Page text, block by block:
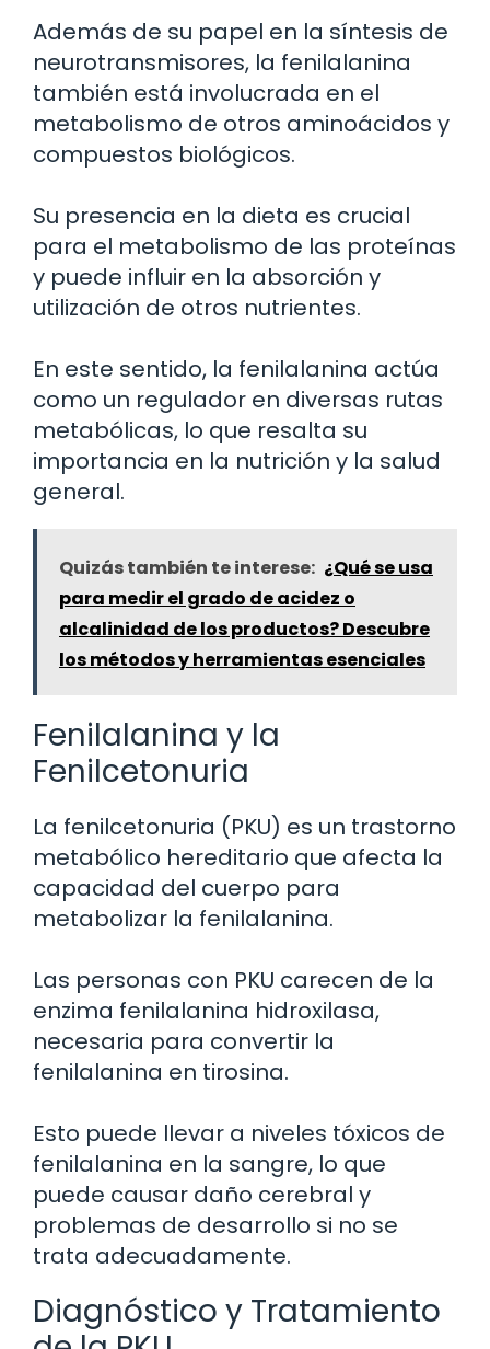
Además de su papel en la síntesis de
neurotransmisores, la fenilalanina
también está involucrada en el
metabolismo de otros aminoácidos y
compuestos biológicos.
Su presencia en la dieta es crucial
para el metabolismo de las proteínas
y puede influir en la absorción y
utilización de otros nutrientes.
En este sentido, la fenilalanina actúa
como un regulador en diversas rutas
metabólicas, lo que resalta su
importancia en la nutrición y la salud
general.
Quizás también te interese: ¿Qué se usa
para medir el grado de acidez o
alcalinidad de los productos? Descubre
los métodos y herramientas esenciales
Fenilalanina y la
Fenilcetonuria
La fenilcetonuria (PKU) es un trastorno
metabólico hereditario que afecta la
capacidad del cuerpo para
metabolizar la fenilalanina.
Las personas con PKU carecen de la
enzima fenilalanina hidroxilasa,
necesaria para convertir la
fenilalanina en tirosina.
Esto puede llevar a niveles tóxicos de
fenilalanina en la sangre, lo que
puede causar daño cerebral y
problemas de desarrollo si no se
trata adecuadamente.
Diagnóstico y Tratamiento